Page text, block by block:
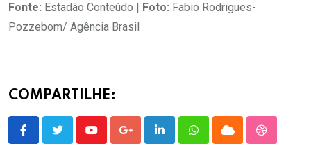
Fonte: Estadão Conteúdo | Foto: Fabio Rodrigues-
Pozzebom/ Agência Brasil
COMPARTILHE:
YoutubeGoogle+LinkedInWhatsappCloud